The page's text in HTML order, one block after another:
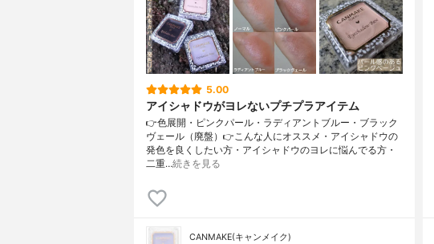
5.00
アイシャドウがヨレないプチプラアイテム
👉色展開・ピンクパール・ラディアントブルー・ブラック
ヴェール（廃盤）👉こんな人にオススメ・アイシャドウの
発色を良くしたい方・アイシャドウのヨレに悩んでる方・
二重…続きを見る
CANMAKE(キャンメイク)